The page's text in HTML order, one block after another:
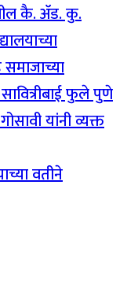
कै. ॲड. कु.
फुले पुणे
यांनी व्यक्त
वतीने